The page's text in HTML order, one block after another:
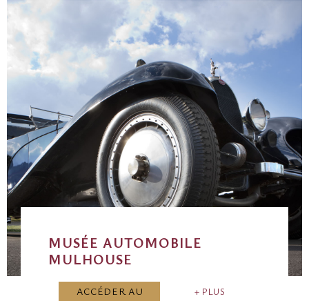
MUSÉE AUTOMOBILE
MULHOUSE
ACCÉDER AU
PLUS